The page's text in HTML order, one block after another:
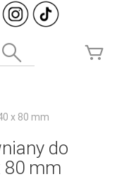
x 80 mm
do
80 mm